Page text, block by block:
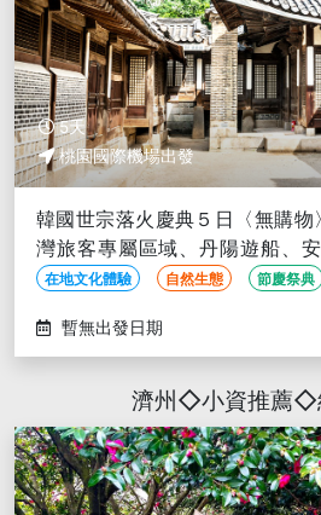
5天
桃園國際機場出發
韓國世宗落火慶典５日〈無購物
灣旅客專屬區域、丹陽遊船、
車、滿天下SKY WALK
在地文化體驗 自然生態 節慶祭典
暫無出發日期
濟州◇小資推薦◇